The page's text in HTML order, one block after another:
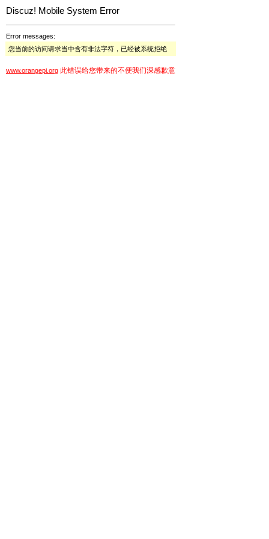
Discuz! Mobile System Error
Error messages:
您当前的访问请求当中含有非法字符，已经被系统拒绝
www.orangepi.org 此错误给您带来的不便我们深感歉意